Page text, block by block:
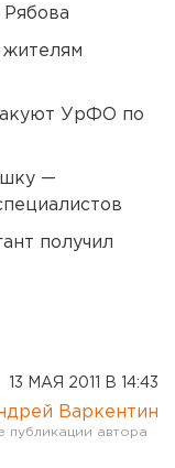
УрФО по
—
получил
13 МАЯ 2011 В 14:43
Варкентин